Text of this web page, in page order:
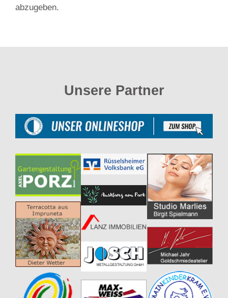
abzugeben.
Unsere Partner